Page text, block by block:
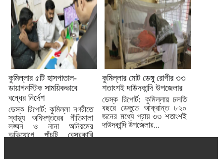
কুমিল্লার ৫টি হাসপাতাল-
ডায়াগনস্টিক সাময়িকভাবে
বন্ধের নির্দেশ
ডেস্ক রিপোর্ট: কুমিল্লা নগরীতে
স্বাস্থ্য অধিদপ্তরের নীতিমালা
লঙ্ঘন ও নানা অনিয়মের
অভিযোগে পাঁচটি বেসরকারি
কুমিল্লার মোট ডেঙ্গু রোগীর ৩৩
শতাংশই দাউদকান্দি উপজেলার
ডেস্ক রিপোর্ট: কুমিল্লায় চলতি
বছরে ডেঙ্গুতে আক্রান্ত ৮২০
জনের মধ্যে প্রায় ৩৩ শতাংশই
দাউদকান্দি উপজেলার...